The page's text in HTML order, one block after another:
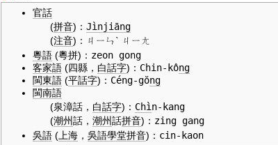
官話
(拼音) ： Jìnjiāng
(注音) ： ㄐㄧㄣˋ ㄐㄧㄤ
粵語 (粵拼) ： zeon gong
客家語 (四縣， 白話字) ： Chin-kông
閩東語 (平話字) ： Céng-gŏng
閩南語
(泉漳話， 白話字) ： Chì n-kang
(潮州話， 潮州話拼音) ： zing gang
吳語 ( 上海 ， 吳語學堂拼音) ： cin-kaon